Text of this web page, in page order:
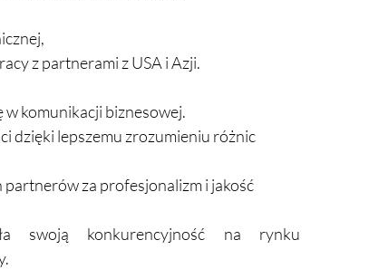
z partnerami z USA i Azji.
w komunikacji biznesowej.
dzięki lepszemu zrozumieniu różnic
za profesjonalizm i jakość
swoją konkurencyjność na rynku